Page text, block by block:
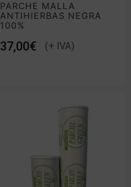
PARCHE MALLA
ANTIHIERBAS NEGRA
100%
€